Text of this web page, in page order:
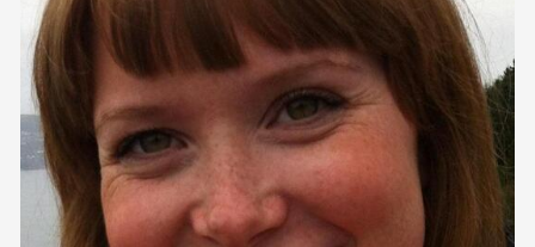
2018
2017
2016